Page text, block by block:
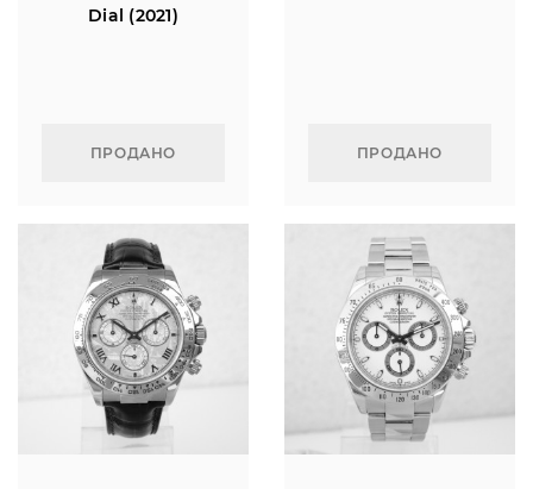
Dial (2021)
ПРОДАНО ПРОДАНО